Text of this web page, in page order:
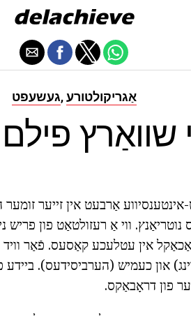
געשעפט, אַגריקולטורע
אַרבעט אין זייער זומער
נוטריאַנץ. ווי אַ רעזולטאַט פון
אין עטלעכע קאַסעס. פֿאַר וויד
און כעמיש (הערביסידעס). ביידע
פון דראָבאַקס.